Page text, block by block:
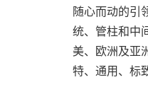
随心而动的引
统、管柱和中
美、欧洲及亚
特、通用、标